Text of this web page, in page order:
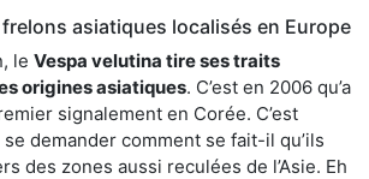
asiatiques localisés en Europe
le Vespa velutina tire ses traits
origines asiatiques. C’est en 2006 qu’a
signalement en Corée. C’est
demander comment se fait-il qu’ils
des zones aussi reculées de l’Asie. Eh